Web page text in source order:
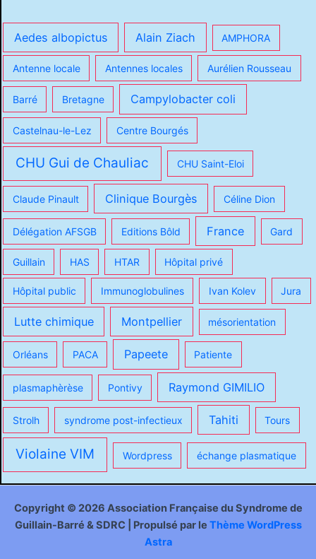
Aedes albopictus Alain Ziach AMPHORA
Antenne locale Antennes locales Aurélien Rousseau
Barré Bretagne Campylobacter coli
Castelnau-le-Lez Centre Bourgés
CHU Gui de Chauliac CHU Saint-Eloi
Claude Pinault Clinique Bourgès Céline Dion
Délégation AFSGB Editions Bôld France Gard
Guillain HAS HTAR Hôpital privé
Hôpital public Immunoglobulines Ivan Kolev Jura
Lutte chimique Montpellier mésorientation
Orléans PACA Papeete Patiente
plasmaphèrèse Pontivy Raymond GIMILIO
Strolh syndrome post-infectieux Tahiti Tours
Violaine VIM Wordpress échange plasmatique
Copyright © 2026 Association Française du Syndrome de
Guillain-Barré & SDRC | Propulsé par le Thème WordPress
Astra